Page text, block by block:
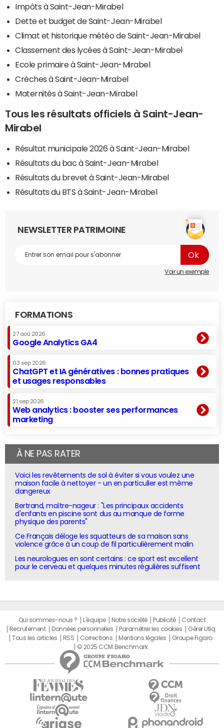
Impôts à Saint-Jean-Mirabel
Dette et budget de Saint-Jean-Mirabel
Climat et historique météo de Saint-Jean-Mirabel
Classement des lycées à Saint-Jean-Mirabel
Ecole primaire à Saint-Jean-Mirabel
Crèches à Saint-Jean-Mirabel
Maternités à Saint-Jean-Mirabel
Tous les résultats officiels à Saint-Jean-
Mirabel
Résultat municipale 2026 à Saint-Jean-Mirabel
Résultats du bac à Saint-Jean-Mirabel
Résultats du brevet à Saint-Jean-Mirabel
Résultats du BTS à Saint-Jean-Mirabel
NEWSLETTER PATRIMOINE
Voir un exemple
FORMATIONS
27 aoû 2026
Google Analytics GA4
03 sep 2026
ChatGPT et IA génératives : bonnes pratiques
et usages responsables
21 sep 2026
Web analytics : booster ses performances
marketing
À NE PAS RATER
Voici les revêtements de sol à éviter si vous voulez une
maison facile à nettoyer - un en particulier est même
dangereux
Bertrand, maître-nageur : "Les principaux accidents
d'enfants en piscine sont dus au manque de forme
physique des parents"
Ce Français déloge les squatteurs de sa maison sans
violence grâce à un coup de fil particulièrement malin
Les neurologues en sont certains : ce sport est excellent
pour le cerveau et quelques minutes régulières suffisent
Qui sommes-nous ? L'équipe Notre société Publicité
Contact
Recrutement
Données personnelles Paramétrer les cookies
Gérer Utiq
Tous les articles
RSS Corrections Mentions légales
Groupe Figaro
© 2025 CCM Benchmark